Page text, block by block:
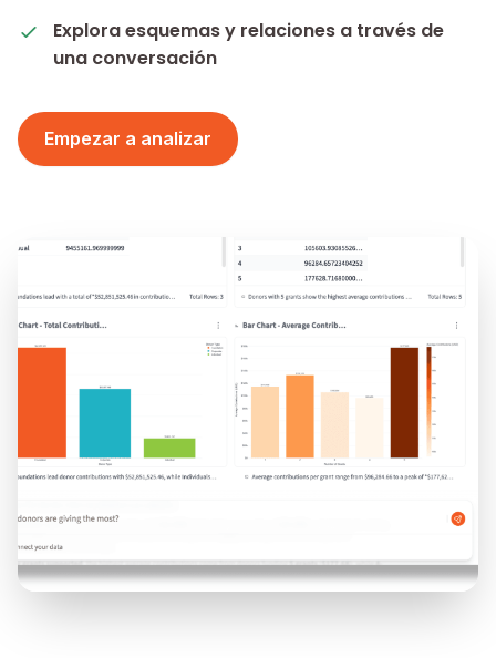
Explora esquemas y relaciones a través de
una conversación
Empezar a analizar